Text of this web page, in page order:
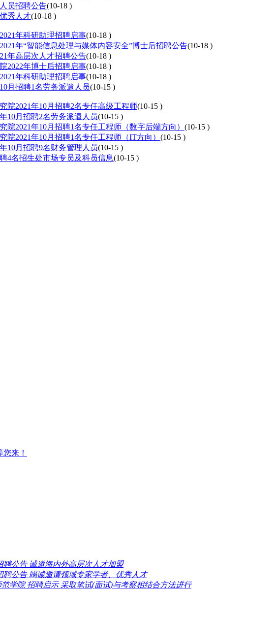
员招聘公告(10-18 )
秀人才(10-18 )
年科研助理招聘启事(10-18 )
年“智能信息处理与媒体内容安全”博士后招聘公告(10-18 )
年高层次人才招聘公告(10-18 )
2022年博士后招聘启事(10-18 )
年科研助理招聘启事(10-18 )
月招聘1名劳务派遣人员(10-15 )
院2021年10月招聘2名专任高级工程师(10-15 )
10月招聘2名劳务派遣人员(10-15 )
2021年10月招聘1名专任工程师（数字后端方向） (10-15 )
2021年10月招聘1名专任工程师（IT方向） (10-15 )
10月招聘9名财务管理人员(10-15 )
4名招生处市场专员及科员信息(10-15 )
来！
聘公告 诚邀海内外高层次人才加盟
聘公告 竭诚邀请领域专家学者、优秀人才
学院 招聘启示 采取笔试(面试)与考察相结合方法进行